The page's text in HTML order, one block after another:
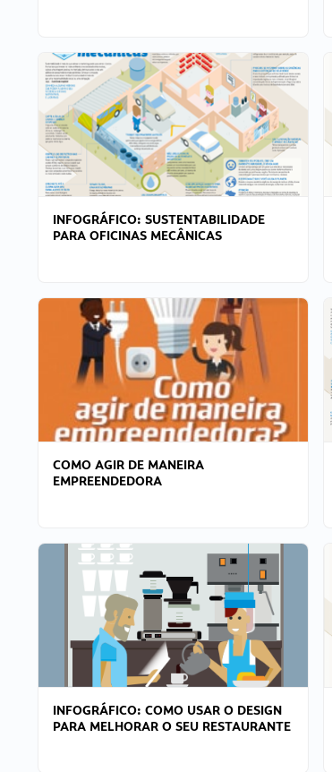
INFOGRÁFICO: SUSTENTABILIDADE
PARA OFICINAS MECÂNICAS
COMO AGIR DE MANEIRA
EMPREENDEDORA
INFOGRÁFICO: COMO USAR O DESIGN
PARA MELHORAR O SEU RESTAURANTE